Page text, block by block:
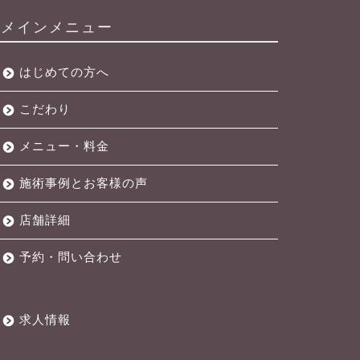
メインメニュー
はじめての方へ
こだわり
メニュー・料金
施術事例とお客様の声
店舗詳細
予約・問い合わせ
求人情報